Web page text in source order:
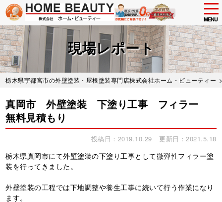
Skip
to
main
content
MENU
現場レポート
栃木県宇都宮市の外壁塗装・屋根塗装専門店株式会社ホーム・ビューティー
真岡市 外壁塗装 下塗り工事 フィラー
無料見積もり
投稿日：2019.10.29 更新日：2021.5.18
栃木県真岡市にて外壁塗装の下塗り工事として微弾性フィラー塗
装を行ってきました。
外壁塗装の工程では下地調整や養生工事に続いて行う作業になり
ます。